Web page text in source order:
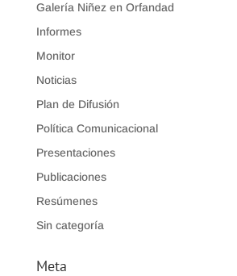
Galería Niñez en Orfandad
Informes
Monitor
Noticias
Plan de Difusión
Política Comunicacional
Presentaciones
Publicaciones
Resúmenes
Sin categoría
Meta